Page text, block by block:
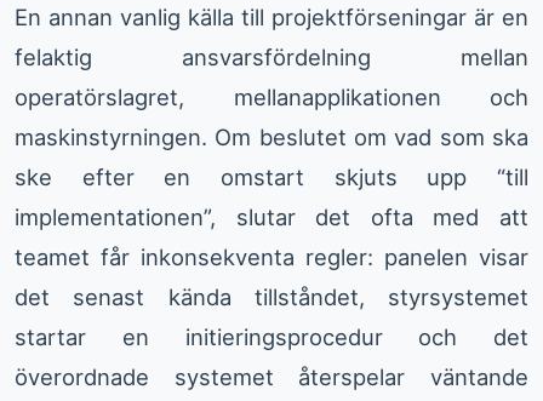
En annan vanlig källa till projektförseningar är en
felaktig ansvarsfördelning mellan
operatörslagret, mellanapplikationen och
maskinstyrningen. Om beslutet om vad som ska
ske efter en omstart skjuts upp “till
implementationen”, slutar det ofta med att
teamet får inkonsekventa regler: panelen visar
det senast kända tillståndet, styrsystemet
startar en initieringsprocedur och det
överordnade systemet återspelar väntande